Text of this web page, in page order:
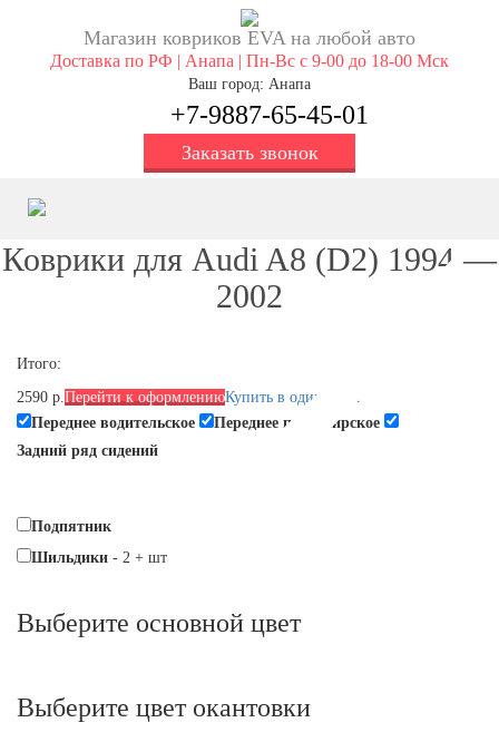
Магазин ковриков EVA ​на любой авто
Доставка по РФ | Анапа | Пн-Вс с 9-00 до 18-00 Мск
Ваш город: Анапа
+7-9887-65-45-01
Заказать звонок
Коврики для Audi A8 (D2) 1994 —
2002
Итого:
2590 р.Перейти к оформлениюКупить в один клик
Переднее водительское
Переднее пассажирское
Задний ряд сидений
Подпятник
Шильдики - 2 + шт
Выберите oсновной цвет
Выберите цвет окантовки